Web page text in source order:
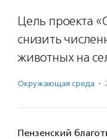
Цель проекта
снизить
животных на
Окружающая среда ·
Пензенский